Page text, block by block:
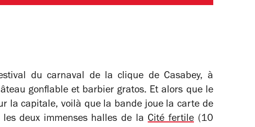
du carnaval de la clique de Casabey, à
gonflable et barbier gratos. Et alors que le
la capitale, voilà que la bande joue la carte de
deux immenses halles de laCité fertile (10